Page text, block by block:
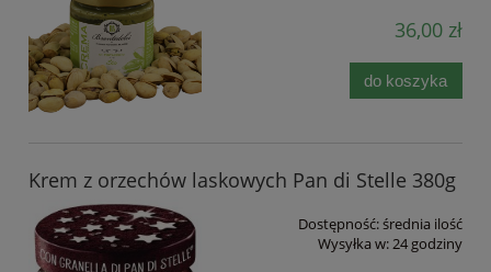
36,00 zł
do koszyka
Krem z orzechów laskowych Pan di Stelle 380g
Dostępność:średnia ilość
Wysyłka w:24 godziny